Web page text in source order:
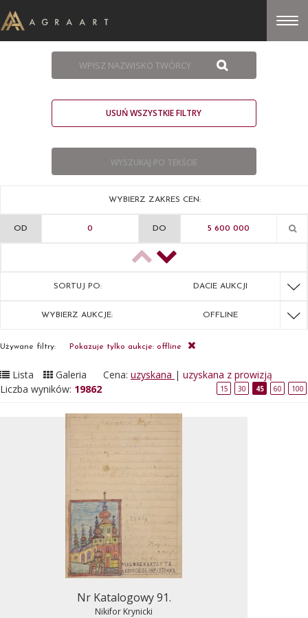
USUŃ WSZYSTKIE FILTRY
WYBIERZ ZAKRES CEN:
OD DO
SORTUJ PO: DACIE AUKCJI
WYBIERZ AUKCJE: OFFLINE
Używane filtry: Pokazuje tylko aukcje: offline
Lista Galeria Cena: uzyskana | uzyskana z prowizją
Liczba wyników: 19862 15 30 45 60 100
Nr Katalogowy 91.
Nikifor Krynicki